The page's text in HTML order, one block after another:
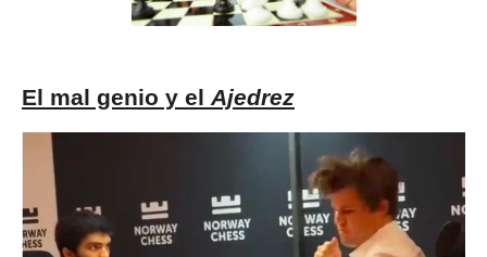
El mal genio y elAjedrez